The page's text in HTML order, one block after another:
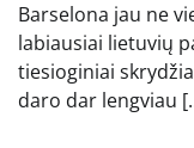
Barselona jau ne
labiausiai lietuvių
tiesioginiai
daro dar lengviau